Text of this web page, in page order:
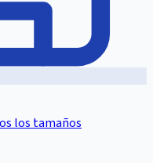
los tamaños